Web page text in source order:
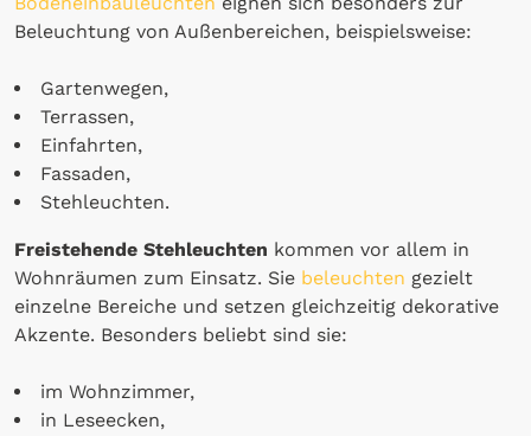
Beleuchtung von Außenbereichen, beispielsweise:
Gartenwegen,
Terrassen,
Einfahrten,
Fassaden,
Stehleuchten.
Freistehende Stehleuchten kommen vor allem in
Wohnräumen zum Einsatz. Sie beleuchten gezielt
einzelne Bereiche und setzen gleichzeitig dekorative
Akzente. Besonders beliebt sind sie:
im Wohnzimmer,
in Leseecken,